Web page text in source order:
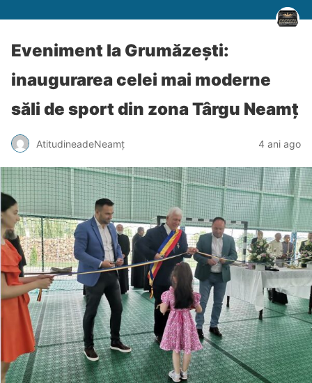
Eveniment la Grumăzești:
inaugurarea celei mai moderne
săli de sport din zona Târgu Neamț
AtitudineadeNeamț 4 ani ago